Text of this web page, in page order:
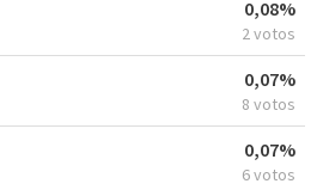
0,08%
2 votos
0,07%
8 votos
0,07%
6 votos